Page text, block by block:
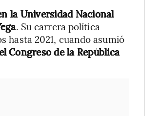
la Universidad Nacional
. Su carrera política
hasta 2021, cuando asumió
Congreso de la República